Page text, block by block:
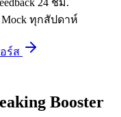
24 ชม.
Mock ทุกสัปดาห์
ร์ส
Booster